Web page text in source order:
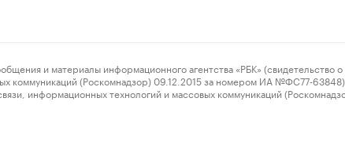
и материалы информационного агентства «РБК» (свидетельство о
коммуникаций (Роскомнадзор) 09.12.2015 за номером ИА №ФС77-63848)
информационных технологий и массовых коммуникаций